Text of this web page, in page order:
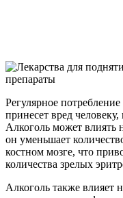
Регулярное
принесет вред
Алкоголь может влиять
он уменьшает
костном мозге, что
количества зрелых
Алкоголь также влияет